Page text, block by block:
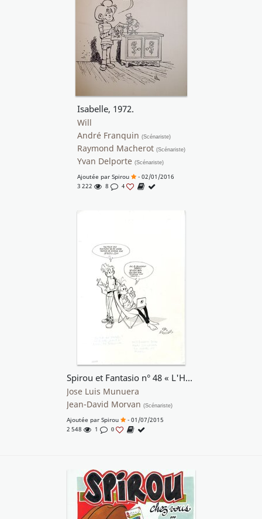
Isabelle, 1972.
Will
André Franquin (Scénariste)
Raymond Macherot (Scénariste)
Yvan Delporte (Scénariste)
Ajoutée par Spirou
- 02/01/2016
3 222
8 4
Spirou et Fantasio n° 48 « L'Homme qui ne voulait pas mourir », 2005.
Jose Luis Munuera
Jean-David Morvan (Scénariste)
Ajoutée par Spirou
- 01/07/2015
2 548
1 0